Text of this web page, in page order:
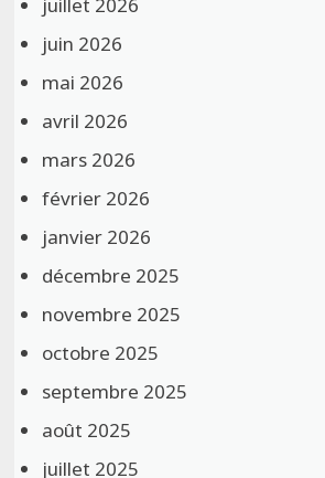
juillet 2026
juin 2026
mai 2026
avril 2026
mars 2026
février 2026
janvier 2026
décembre 2025
novembre 2025
octobre 2025
septembre 2025
août 2025
juillet 2025